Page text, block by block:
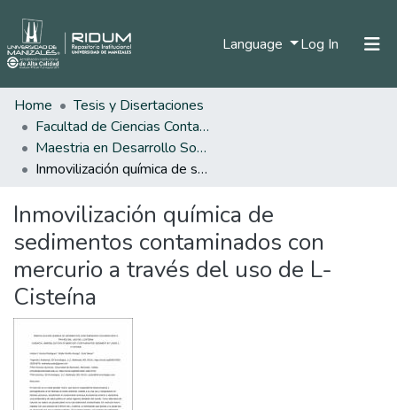
Language Log In (current)
Home
Tesis y Disertaciones
Facultad de Ciencias Contables Económicas y Administrativas
Maestria en Desarrollo Sostenible y Medio Ambiente
Inmovilización química de sedimentos contaminados con mercurio a través del uso de L-Cisteína
Inmovilización química de
sedimentos contaminados con
mercurio a través del uso de L-
Cisteína